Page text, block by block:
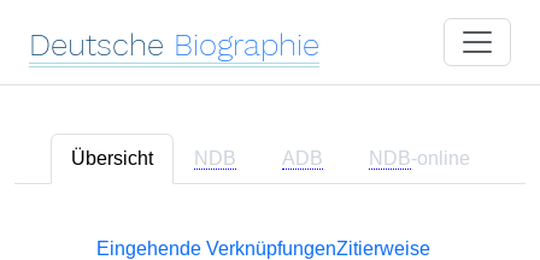
Deutsche Biographie
Übersicht NDB ADB NDB-online
Eingehende VerknüpfungenZitierweise